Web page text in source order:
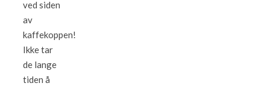
ved siden
av
kaffekoppen!
Ikke tar
de lange
tiden å